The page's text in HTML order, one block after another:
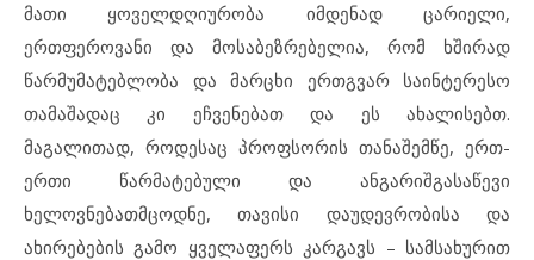
მათი ყოველდღიურობა იმდენად ცარიელი,
ერთფეროვანი და მოსაბეზრებელია, რომ ხშირად
წარმუმატებლობა და მარცხი ერთგვარ საინტერესო
თამაშადაც კი ეჩვენებათ და ეს ახალისებთ.
მაგალითად, როდესაც პროფსორის თანაშემწე, ერთ-
ერთი წარმატებული და ანგარიშგასაწევი
ხელოვნებათმცოდნე, თავისი დაუდევრობისა და
ახირებების გამო ყველაფერს კარგავს – სამსახურით